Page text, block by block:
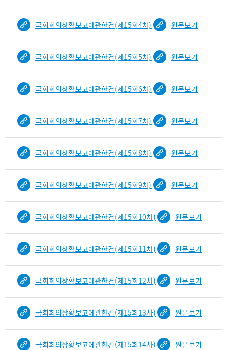
부
개
국회회의상황보고에관한건(제15회4차) 원문보기
국회회의상황보고에관한건(제15회5차) 원문보기
국회회의상황보고에관한건(제15회6차) 원문보기
국회회의상황보고에관한건(제15회7차) 원문보기
국회회의상황보고에관한건(제15회8차) 원문보기
국회회의상황보고에관한건(제15회9차) 원문보기
국회회의상황보고에관한건(제15회10차) 원문보기
국회회의상황보고에관한건(제15회11차) 원문보기
국회회의상황보고에관한건(제15회12차) 원문보기
국회회의상황보고에관한건(제15회13차) 원문보기
국회회의상황보고에관한건(제15회14차) 원문보기